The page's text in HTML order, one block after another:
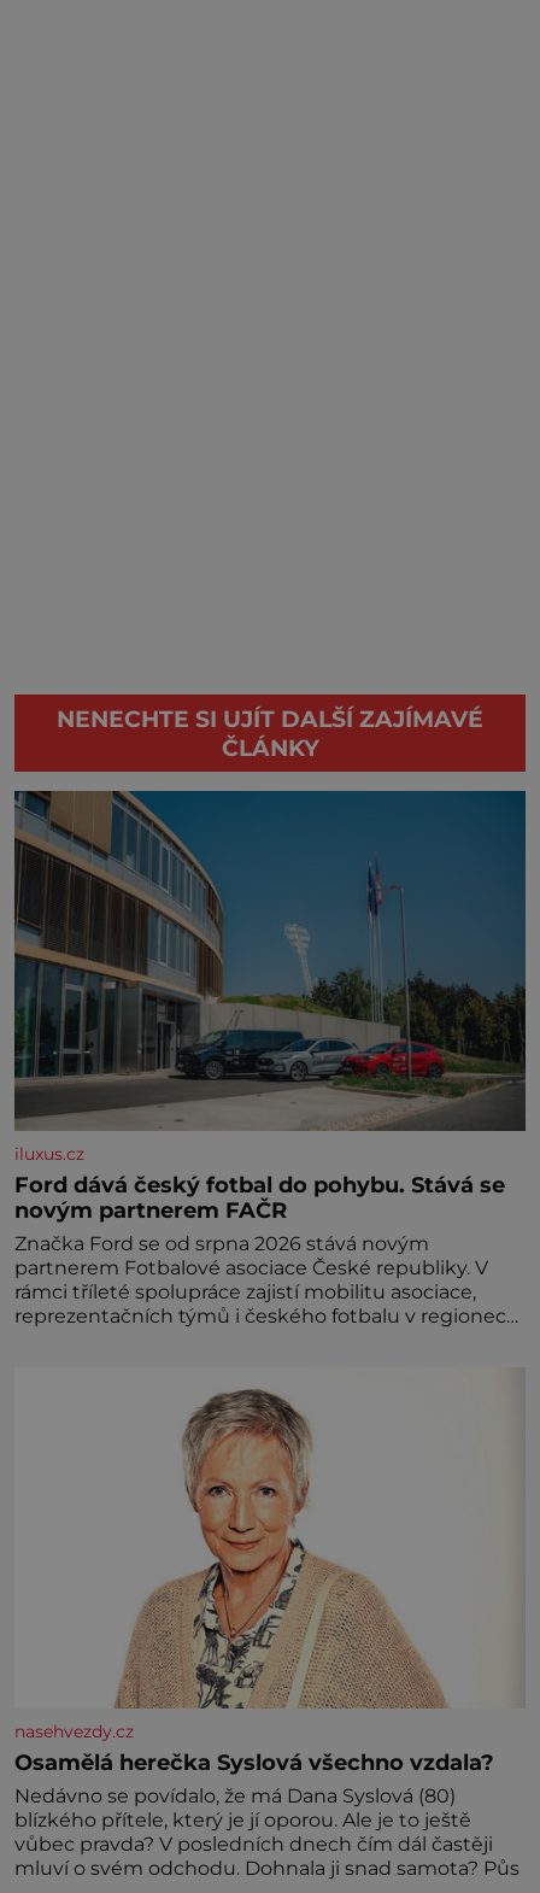
NENECHTE SI UJÍT DALŠÍ ZAJÍMAVÉ
ČLÁNKY
iluxus.cz
Ford dává český fotbal do pohybu. Stává se
novým partnerem FAČR
Značka Ford se od srpna 2026 stává novým
partnerem Fotbalové asociace České republiky. V
rámci tříleté spolupráce zajistí mobilitu asociace,
reprezentačních týmů i českého fotbalu v regionech.
nasehvezdy.cz
Osamělá herečka Syslová všechno vzdala?
Nedávno se povídalo, že má Dana Syslová (80)
blízkého přítele, který je jí oporou. Ale je to ještě
vůbec pravda? V posledních dnech čím dál častěji
mluví o svém odchodu. Dohnala ji snad samota? Půs